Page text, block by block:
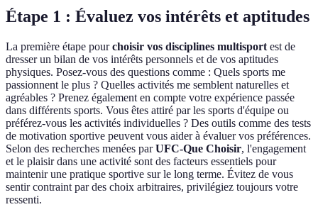
Étape 1 : Évaluez vos intérêts et aptitudes
La première étape pourchoisir vos disciplines multisport est de
dresser un bilan de vos intérêts personnels et de vos aptitudes
physiques. Posez-vous des questions comme : Quels sports me
passionnent le plus ? Quelles activités me semblent naturelles et
agréables ? Prenez également en compte votre expérience passée
dans différents sports. Vous êtes attiré par les sports d'équipe ou
préférez-vous les activités individuelles ? Des outils comme des tests
de motivation sportive peuvent vous aider à évaluer vos préférences.
Selon des recherches menées parUFC-Que Choisir, l'engagement
et le plaisir dans une activité sont des facteurs essentiels pour
maintenir une pratique sportive sur le long terme. Évitez de vous
sentir contraint par des choix arbitraires, privilégiez toujours votre
ressenti.